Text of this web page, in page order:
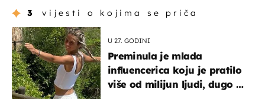
3 vijesti o kojima se priča
U 27. GODINI
Preminula je mlada
influencerica koju je pratilo
više od milijun ljudi, dugo se